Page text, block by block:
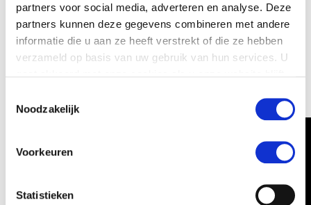
partners voor social media, adverteren en analyse. Deze
partners kunnen deze gegevens combineren met andere
informatie die u aan ze heeft verstrekt of die ze hebben
verzameld op basis van uw gebruik van hun services. U
Noodzakelijk
Voorkeuren
Statistieken
machinetransporten. Ik ken jullie al meer dan 20 jaar, dus
daar hoef ik niet over de discussiëren”.
Ben je benieuwd naar het verloop van dit specifieke